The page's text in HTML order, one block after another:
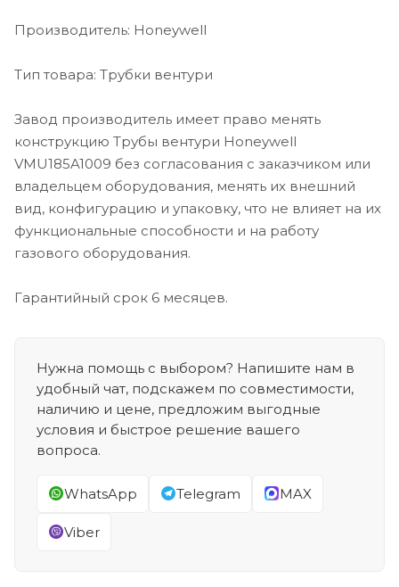
Производитель: Honeywell
Тип товара: Трубки вентури
Завод производитель имеет право менять
конструкцию Трубы вентури Honeywell
VMU185A1009 без согласования с заказчиком или
владельцем оборудования, менять их внешний
вид, конфигурацию и упаковку, что не влияет на их
функциональные способности и на работу
газового оборудования.
Гарантийный срок 6 месяцев.
Нужна помощь с выбором? Напишите нам в
удобный чат, подскажем по совместимости,
наличию и цене, предложим выгодные
условия и быстрое решение вашего
вопроса.
WhatsApp Telegram MAX
Viber